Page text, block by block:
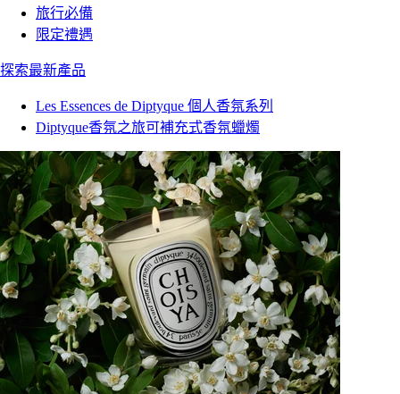
旅行必備
限定禮遇
探索最新產品
Les Essences de Diptyque 個人香氛系列
Diptyque香氛之旅可補充式香氛蠟燭